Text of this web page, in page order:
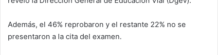
Además, el 46% reprobaron y el restante 22% no se
presentaron a la cita del examen.